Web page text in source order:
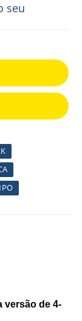
seu
versão de 4-